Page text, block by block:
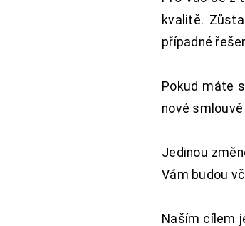
kvalitě.
případné
Pokud máte
nové
Jedinou
Vám budou
Naším cílem